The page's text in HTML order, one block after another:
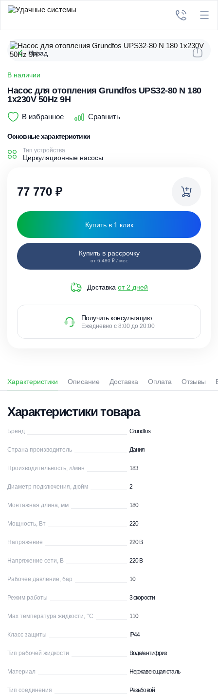
Назад
В наличии
Насос для отопления Grundfos UPS32-80 N 180
1x230V 50Hz 9H
В избранное Сравнить
Основные характеристики
Тип устройства
Циркуляционные насосы
77 770 ₽
Купить в 1 клик
Купить в рассрочку
от 6 480 ₽ / мес
Доставка от 2 дней
Получить консультацию
Ежедневно с 8:00 до 20:00
Характеристики Описание Доставка Оплата Отзывы
Характеристики товара
Бренд Grundfos
Страна производитель Дания
Производительность, л/мин 183
Диаметр подключения, дюйм 2
Монтажная длина, мм 180
Мощность, Вт 220
Напряжение 220 В
Напряжение сети, В 220 В
Рабочее давление, бар 10
Режим работы 3 скорости
Max температура жидкости, °С 110
Класс защиты IP44
Тип рабочей жидкости Вода/антифриз
Материал Нержавеющая сталь
Тип соединения Резьбовой